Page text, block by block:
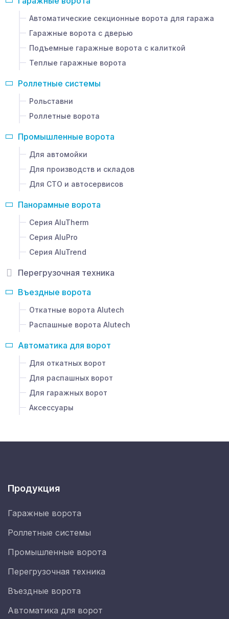
Автоматические секционные ворота для гаража
Гаражные ворота с дверью
Подъемные гаражные ворота с калиткой
Теплые гаражные ворота
Роллетные системы
Рольставни
Роллетные ворота
Промышленные ворота
Для автомойки
Для производств и складов
Для СТО и автосервисов
Панорамные ворота
Серия AluTherm
Серия AluPro
Серия AluTrend
Перегрузочная техника
Въездные ворота
Откатные ворота Alutech
Распашные ворота Alutech
Автоматика для ворот
Для откатных ворот
Для распашных ворот
Для гаражных ворот
Аксессуары
Продукция
Гаражные ворота
Роллетные системы
Промышленные ворота
Перегрузочная техника
Въездные ворота
Автоматика для ворот